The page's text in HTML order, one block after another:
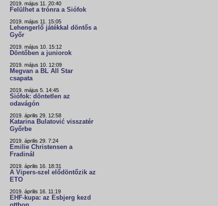
2019. május 11. 20:40
Felülhet a trónra a Siófok
2019. május 11. 15:05
Lehengerlő játékkal döntős a
Győr
2019. május 10. 15:12
Döntőben a juniorok
2019. május 10. 12:09
Megvan a BL All Star
csapata
2019. május 5. 14:45
Siófok: döntetlen az
odavágón
2019. április 29. 12:58
Katarina Bulatović visszatér
Győrbe
2019. április 29. 7:24
Emilie Christensen a
Fradinál
2019. április 16. 18:31
A Vipers-szel elődöntőzik az
ETO
2019. április 16. 11:19
EHF-kupa: az Esbjerg kezd